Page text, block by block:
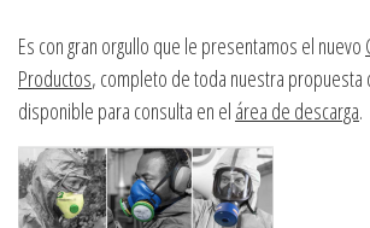
Es con gran orgullo que le presentamos el nuevo
Productos, completo de toda nuestra propuesta
disponible para consulta en el área de descarga.